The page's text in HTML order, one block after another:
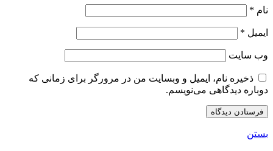
نام *
ایمیل *
وب‌ سایت
ذخیره نام، ایمیل و وبسایت من در مرورگر برای زمانی که
دوباره دیدگاهی می‌نویسم.
بستن